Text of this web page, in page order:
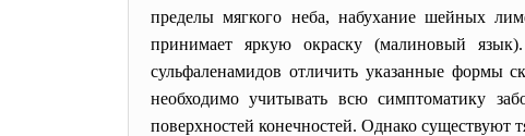
пределы мягкого неба, набухание шейных
принимает яркую окраску (малиновый
сульфаленамидов отличить указанные формы
необходимо учитывать всю симптоматику
поверхностей конечностей. Однако